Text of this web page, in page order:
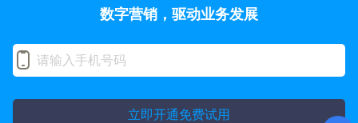
数字营销，驱动业务发展
立即开通免费试用